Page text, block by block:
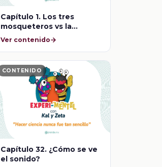
Capítulo 1. Los tres
mosqueteros vs la
gravedad
Ver contenido
CONTENIDO
Capítulo 32. ¿Cómo se ve
el sonido?